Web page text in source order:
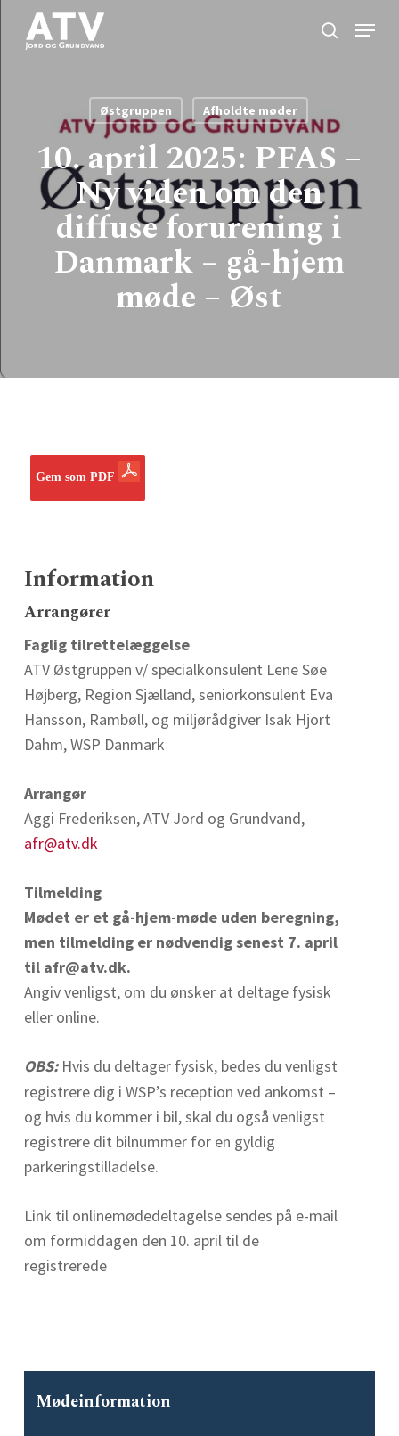
search
Menu
Østgruppen Afholdte møder
10. april 2025: PFAS –
Ny viden om den
diffuse forurening i
Danmark – gå-hjem
møde – Øst
Gem som PDF
Information
Arrangører
Faglig tilrettelæggelse
ATV Østgruppen v/ specialkonsulent Lene Søe
Højberg, Region Sjælland, seniorkonsulent Eva
Hansson, Rambøll, og miljørådgiver Isak Hjort
Dahm, WSP Danmark
Arrangør
Aggi Frederiksen, ATV Jord og Grundvand,
afr@atv.dk
Tilmelding
Mødet er et gå-hjem-møde uden beregning,
men tilmelding er nødvendig senest 7. april
til afr@atv.dk.
Angiv venligst, om du ønsker at deltage fysisk
eller online.
OBS:Hvis du deltager fysisk, bedes du venligst
registrere dig i WSP’s reception ved ankomst –
og hvis du kommer i bil, skal du også venligst
registrere dit bilnummer for en gyldig
parkeringstilladelse.
Link til onlinemødedeltagelse sendes på e-mail
om formiddagen den 10. april til de
registrerede
Mødeinformation